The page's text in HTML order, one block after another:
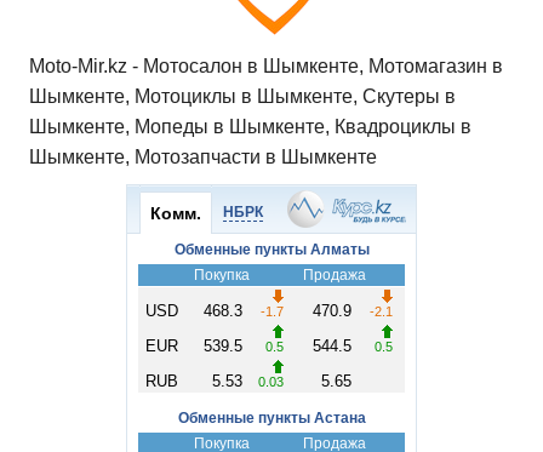
Moto-Mir.kz - Мотосалон в Шымкенте, Мотомагазин в
Шымкенте, Мотоциклы в Шымкенте, Скутеры в
Шымкенте, Мопеды в Шымкенте, Квадроциклы в
Шымкенте, Мотозапчасти в Шымкенте